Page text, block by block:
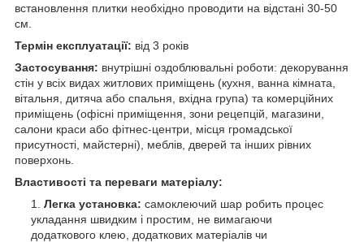
встановлення плитки необхідно проводити на відстані 30-50
см.
Термін експлуатації: від 3 років
Застосування: внутрішні оздоблювальні роботи: декорування
стін у всіх видах житлових приміщень (кухня, ванна кімната,
вітальня, дитяча або спальня, вхідна група) та комерційних
приміщень (офісні приміщення, зони рецепцій, магазини,
салони краси або фітнес-центри, місця громадської
присутності, майстерні), меблів, дверей та інших рівних
поверхонь.
Властивості та переваги матеріалу:
Легка установка: самоклеючий шар робить процес
укладання швидким і простим, не вимагаючи
додаткового клею, додаткових матеріалів чи